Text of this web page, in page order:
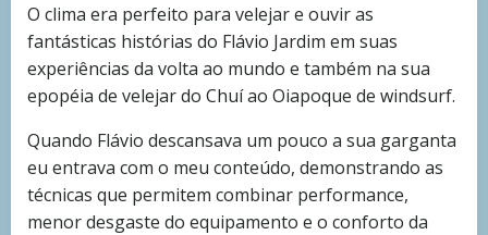
O clima era perfeito para velejar e ouvir as
fantásticas histórias do Flávio Jardim em suas
experiências da volta ao mundo e também na sua
epopéia de velejar do Chuí ao Oiapoque de windsurf.
Quando Flávio descansava um pouco a sua garganta
eu entrava com o meu conteúdo, demonstrando as
técnicas que permitem combinar performance,
menor desgaste do equipamento e o conforto da